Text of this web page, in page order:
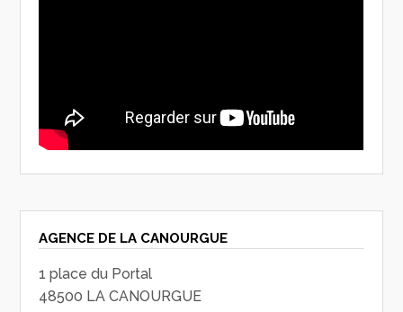
AGENCE DE LA CANOURGUE
1 place du Portal
48500 LA CANOURGUE